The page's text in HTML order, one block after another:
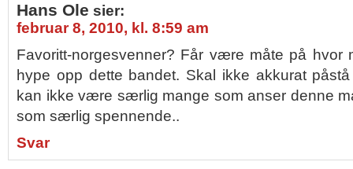
Hans Ole sier:
februar 8, 2010, kl. 8:59 am
Favoritt-norgesvenner? Får være måte på hvor
hype opp dette bandet. Skal ikke akkurat
kan ikke være særlig mange som anser denne
som særlig spennende..
Svar